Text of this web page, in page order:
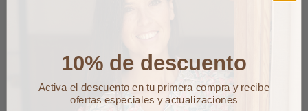
10% de descuento
Activa el descuento en tu primera compra y recibe
ofertas especiales y actualizaciones